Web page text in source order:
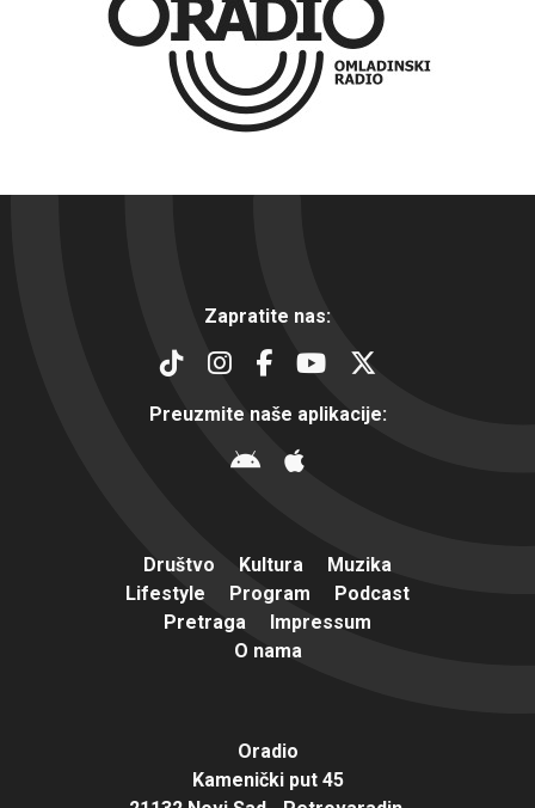
Zapratite nas:
Preuzmite naše aplikacije:
Društvo Kultura
Muzika
Lifestyle
Program
Podcast
Pretraga
Impressum
O nama
Oradio
Kamenički put 45